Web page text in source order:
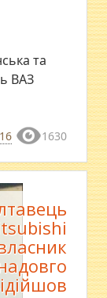
та
ВАЗ
1630